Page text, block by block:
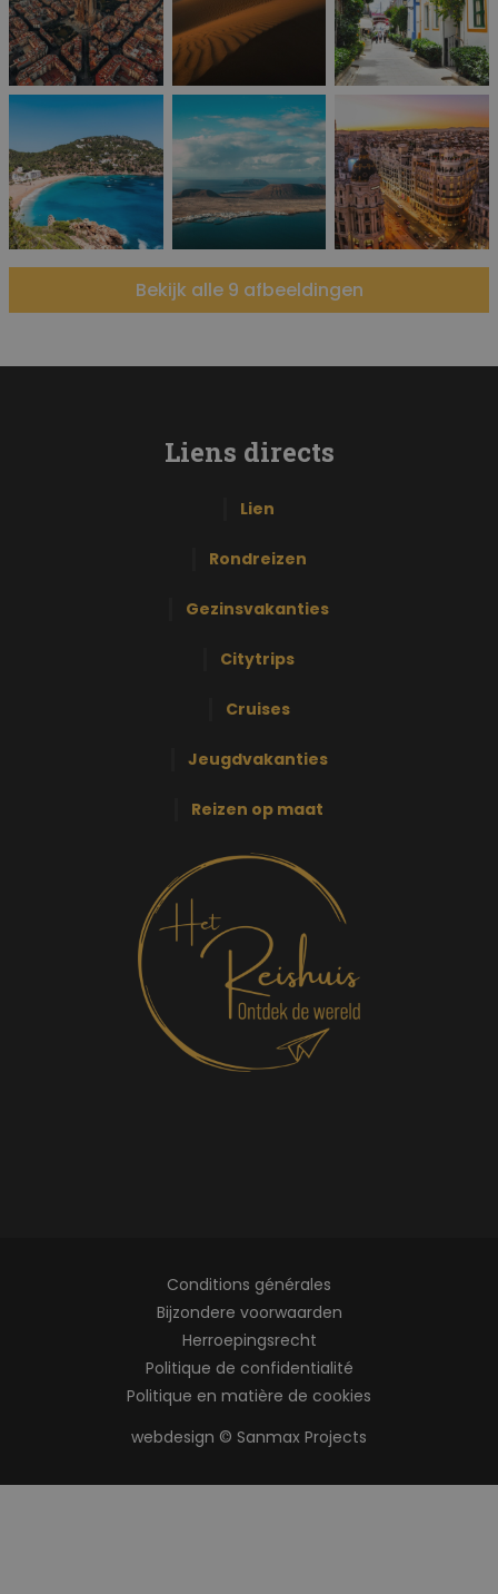
Bekijk alle 9 afbeeldingen
Liens directs
Lien
Rondreizen
Gezinsvakanties
Citytrips
Cruises
Jeugdvakanties
Reizen op maat
Conditions générales
Bijzondere voorwaarden
Herroepingsrecht
Politique de confidentialité
Politique en matière de cookies
webdesign © Sanmax Projects